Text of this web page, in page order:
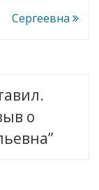
Сергеевна
о